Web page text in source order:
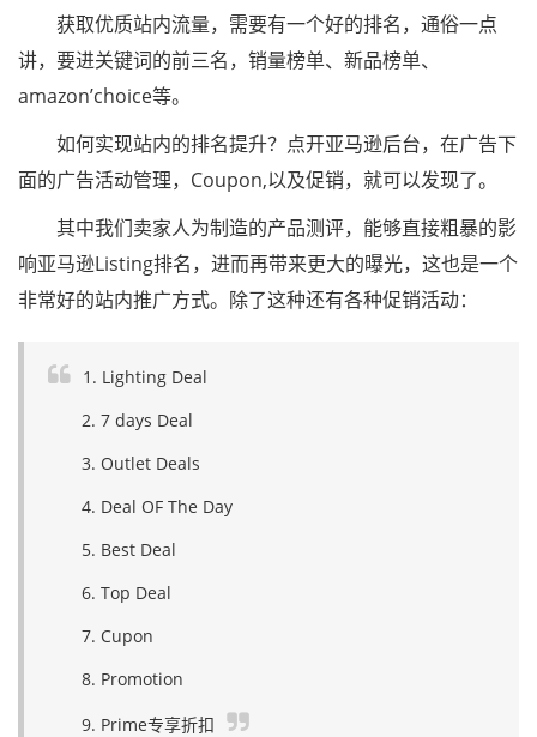
获取优质站内流量，需要有一个好的排名，通俗一点
讲，要进关键词的前三名，销量榜单、新品榜单、
amazon’choice等。
如何实现站内的排名提升？点开亚马逊后台，在广告下
面的广告活动管理，Coupon,以及促销，就可以发现了。
其中我们卖家人为制造的产品测评，能够直接粗暴的影
响亚马逊Listing排名，进而再带来更大的曝光，这也是一个
非常好的站内推广方式。除了这种还有各种促销活动：
1. Lighting Deal
2. 7 days Deal
3. Outlet Deals
4. Deal OF The Day
5. Best Deal
6. Top Deal
7. Cupon
8. Promotion
9. Prime专享折扣